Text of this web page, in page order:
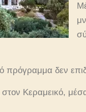
πρόγραμμα δεν
Κεραμεικό,